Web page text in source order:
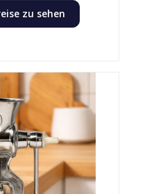
zu sehen